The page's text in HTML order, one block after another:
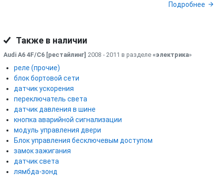
Подробнее
Также в наличии
Audi A6 4F/C6 [рестайлинг] 2008 - 2011 в разделе «электрика»
реле (прочие)
блок бортовой сети
датчик ускорения
переключатель света
датчик давления в шине
кнопка аварийной сигнализации
модуль управления двери
Блок управления бесключевым доступом
замок зажигания
датчик света
лямбда-зонд